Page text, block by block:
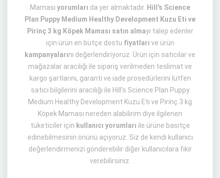
Maması yorumları da yer almaktadır. Hill's Science
Plan Puppy Medium Healthy Development Kuzu Eti ve
Pirinç 3 kg Köpek Maması satın almayı talep edenler
için ürün en bütçe dostu fiyatları ve ürün
kampanyalarını değerlendiriyoruz. Ürün için satıcılar ve
mağazalar aracılığı ile sipariş verilmeden teslimat ve
kargo şartlarını, garanti ve iade prosedürlerini lütfen
satıcı bilgilerini aracılığı ile Hill's Science Plan Puppy
Medium Healthy Development Kuzu Eti ve Pirinç 3 kg
Köpek Maması nereden alabilirim diye ilgilenen
tüketiciler için kullanıcı yorumları ile ürüne basitçe
edinebilmesinin önünü açıyoruz. Siz de kendi kullanıcı
değerlendirmenizi gönderebilir diğer kullanıcılara fikir
verebilirsiniz.